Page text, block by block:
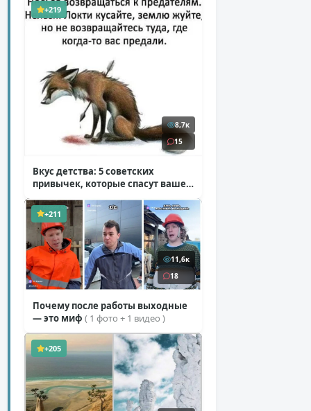
+219
8,7к
15
Вкус детства: 5 советских
привычек, которые спасут ваше
+211
11,6к
18
Почему после работы выходные
— это миф ( 1 фото + 1 видео )
+205